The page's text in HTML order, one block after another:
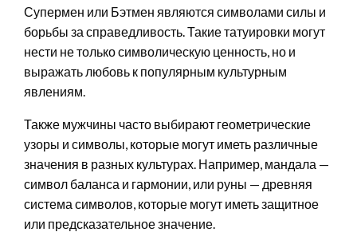
Супермен или Бэтмен являются символами силы и
борьбы за справедливость. Такие татуировки могут
нести не только символическую ценность, но и
выражать любовь к популярным культурным
явлениям.
Также мужчины часто выбирают геометрические
узоры и символы, которые могут иметь различные
значения в разных культурах. Например, мандала —
символ баланса и гармонии, или руны — древняя
система символов, которые могут иметь защитное
или предсказательное значение.